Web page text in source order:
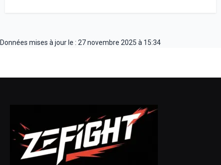
Données mises à jour le : 27 novembre 2025 à 15:34